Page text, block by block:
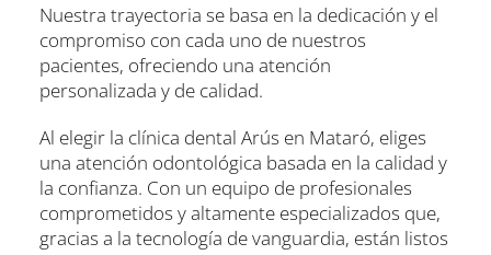
Nuestra trayectoria se basa en la dedicación y el
compromiso con cada uno de nuestros
pacientes, ofreciendo una atención
personalizada y de calidad.
Al elegir la clínica dental Arús en Mataró, eliges
una atención odontológica basada en la calidad y
la confianza. Con un equipo de profesionales
comprometidos y altamente especializados que,
gracias a la tecnología de vanguardia, están listos